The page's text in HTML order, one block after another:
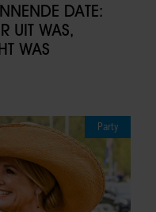
DATE:
UIT WAS,
WAS
Party